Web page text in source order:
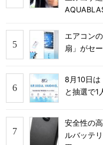
エアコン
扇」がセ
8月10日
と抽選で1
安全性の
ルバッテ